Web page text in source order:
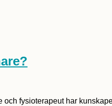
fysioterapeut har